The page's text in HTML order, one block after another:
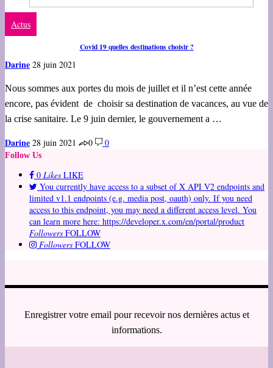
Actus
Covid 19 quelles destinations choisir ?
Darine 28 juin 2021
Nous sommes aux portes du mois de juillet et il n’est cette année
encore, pas évident de choisir sa destination de vacances, au vue de
la crise sanitaire. Le 9 juin dernier, le gouvernement a …
Darine 28 juin 2021 0 0
Follow Us
0 Likes LIKE
You currently have access to a subset of X API V2 endpoints and
limited v1.1 endpoints (e.g. media post, oauth) only. If you need
access to this endpoint, you may need a different access level. You
can learn more here: https://developer.x.com/en/portal/product
Followers FOLLOW
Followers FOLLOW
Enregistrer votre email pour recevoir nos dernières actus et
informations.